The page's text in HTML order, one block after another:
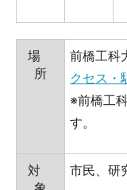
場
所
前橋工
クセス・
※前橋工
す。
対
市民、研